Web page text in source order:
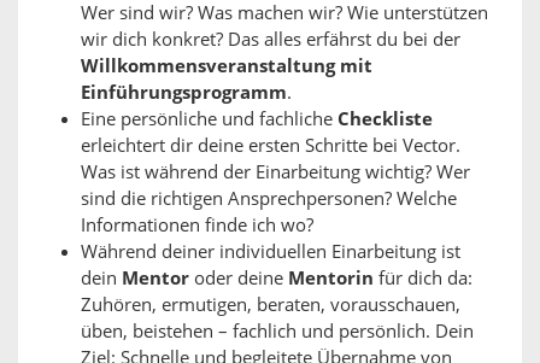
Wer sind wir? Was machen wir? Wie unterstützen
wir dich konkret? Das alles erfährst du bei der
Willkommensveranstaltung mit
Einführungsprogramm.
Eine persönliche und fachliche Checkliste
erleichtert dir deine ersten Schritte bei Vector.
Was ist während der Einarbeitung wichtig? Wer
sind die richtigen Ansprechpersonen? Welche
Informationen finde ich wo?
Während deiner individuellen Einarbeitung ist
dein Mentor oder deine Mentorin für dich da:
Zuhören, ermutigen, beraten, vorausschauen,
üben, beistehen – fachlich und persönlich. Dein
Ziel: Schnelle und begleitete Übernahme von